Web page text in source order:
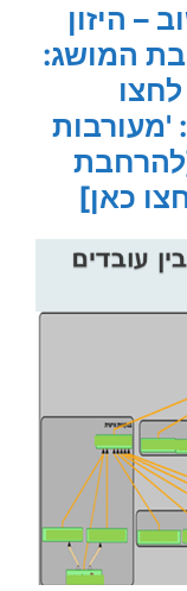
– היזון
המושג:
כאן]